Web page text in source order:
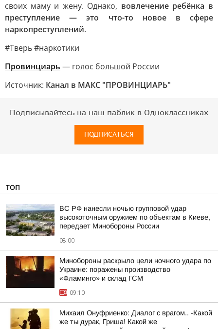
своих маму и жену. Однако, вовлечение ребёнка в
преступление — это что-то новое в сфере
наркопреступлений.
#Тверь #наркотики
Провинциарь — голос большой России
Источник: Канал в МАКС "ПРОВИНЦИАРЬ"
Подписывайтесь на наш паблик в Одноклассниках
ПОДПИСАТЬСЯ
ТОП
ВС РФ нанесли ночью групповой удар
высокоточным оружием по объектам в Киеве,
передает Минобороны России
08:00
Минобороны раскрыло цели ночного удара по
Украине: поражены производство
«Фламинго» и склад ГСМ
09:10
Михаил Онуфриенко: Диалог с врагом.. -Какой
же ты дурак, Гриша! Какой же